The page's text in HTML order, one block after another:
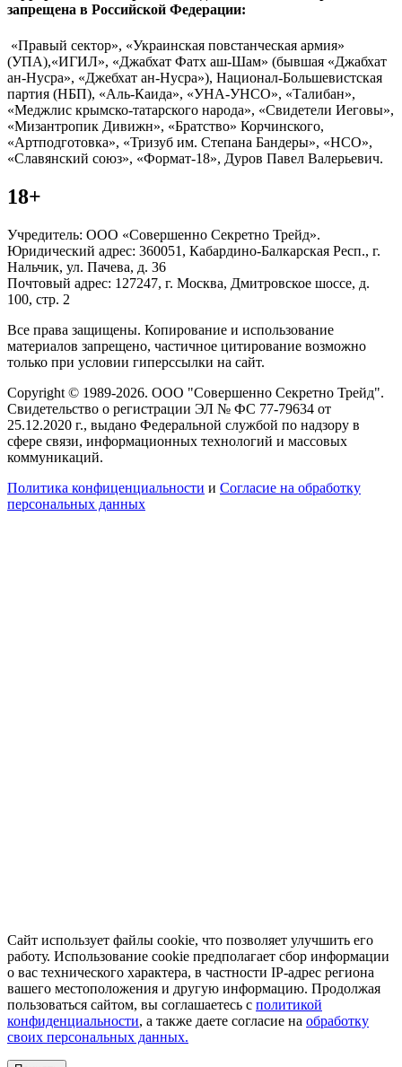
запрещена в Российской Федерации:
«Правый сектор», «Украинская повстанческая армия»
(УПА),«ИГИЛ», «Джабхат Фатх аш-Шам» (бывшая «Джабхат
ан-Нусра», «Джебхат ан-Нусра»), Национал-Большевистская
партия (НБП), «Аль-Каида», «УНА-УНСО», «Талибан»,
«Меджлис крымско-татарского народа», «Свидетели Иеговы»,
«Мизантропик Дивижн», «Братство» Корчинского,
«Артподготовка», «Тризуб им. Степана Бандеры», «НСО»,
«Славянский союз», «Формат-18», Дуров Павел Валерьевич.
18+
Учредитель: ООО «Совершенно Секретно Трейд».
Юридический адрес: 360051, Кабардино-Балкарская Респ., г.
Нальчик, ул. Пачева, д. 36
Почтовый адрес: 127247, г. Москва, Дмитровское шоссе, д.
100, стр. 2
Все права защищены. Копирование и использование
материалов запрещено, частичное цитирование возможно
только при условии гиперссылки на сайт.
Copyright © 1989-2026. ООО "Совершенно Секретно Трейд".
Свидетельство о регистрации ЭЛ № ФС 77-79634 от
25.12.2020 г., выдано Федеральной службой по надзору в
сфере связи, информационных технологий и массовых
коммуникаций.
Политика конфиценциальности и Согласие на обработку
персональных данных
Сайт использует файлы cookie, что позволяет улучшить его
работу. Использование cookie предполагает сбор информации
о вас технического характера, в частности IP-адрес региона
вашего местоположения и другую информацию. Продолжая
пользоваться сайтом, вы соглашаетесь с политикой
конфиденциальности, а также даете согласие на обработку
своих персональных данных.